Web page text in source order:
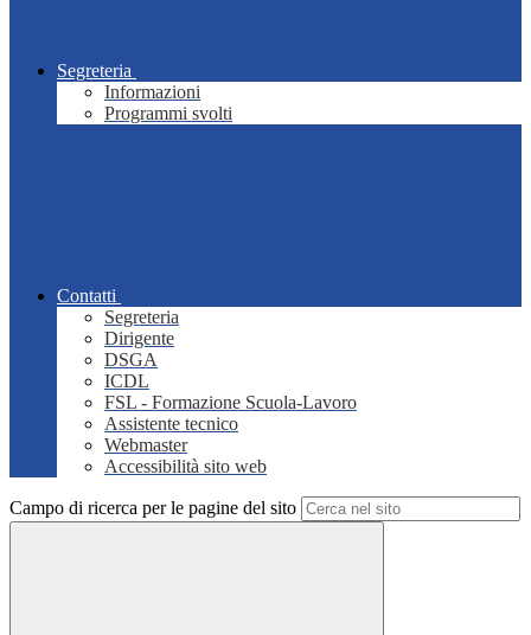
Segreteria
Informazioni
Programmi svolti
Contatti
Segreteria
Dirigente
DSGA
ICDL
FSL - Formazione Scuola-Lavoro
Assistente tecnico
Webmaster
Accessibilità sito web
Campo di ricerca per le pagine del sito